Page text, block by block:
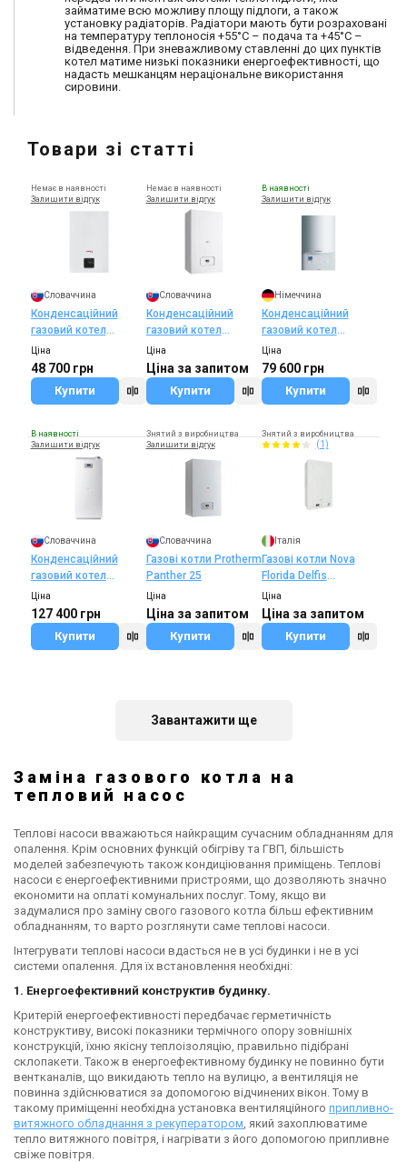
займатиме всю можливу площу підлоги, а також
установку радіаторів. Радіатори мають бути розраховані
на температуру теплоносія +55°C – подача та +45°C –
відведення. При зневажливому ставленні до цих пунктів
котел матиме низькі показники енергоефективності, що
надасть мешканцям нераціональне використання
сировини.
Товари зі статті
Немає в наявності
Залишити відгук
Словаччина
Конденсаційний
газовий котел
Protherm Puma
Condens 18/24 MKV-
AS/1 (H-UA) (Пума
Конденс)
Ціна
48 700 грн
Купити
Немає в наявності
Залишити відгук
Словаччина
Конденсаційний
газовий котел
Protherm Lynx
Condens 25 MKO-A
(H-UA) (Рись
Конденс)
Ціна
Ціна за запитом
Купити
В наявності
Залишити відгук
Німеччина
Конденсаційний
газовий котел
Vaillant ecoTEC pro
VUW INT 236 /5 -3‑H
Ціна
79 600 грн
Купити
В наявності
Залишити відгук
Словаччина
Конденсаційний
газовий котел
Protherm Bear
Condens (Ведмідь
Конденс) 18 KKS
Ціна
127 400 грн
Купити
Знятий з виробництва
Залишити відгук
Словаччина
Газові котли Protherm
Panther 25
Ціна
Ціна за запитом
Купити
Знятий з виробництва
(1)
Італія
Газові котли Nova
Florida Delfis
Bitermica
Ціна
Ціна за запитом
Купити
Завантажити ще
Заміна газового котла на
тепловий насос
Теплові насоси вважаються найкращим сучасним обладнанням для
опалення. Крім основних функцій обігріву та ГВП, більшість
моделей забезпечують також кондиціювання приміщень. Теплові
насоси є енергоефективними пристроями, що дозволяють значно
економити на оплаті комунальних послуг. Тому, якщо ви
задумалися про заміну свого газового котла більш ефективним
обладнанням, то варто розглянути саме теплові насоси.
Інтегрувати теплові насоси вдасться не в усі будинки і не в усі
системи опалення. Для їх встановлення необхідні:
1. Енергоефективний конструктив будинку.
Критерій енергоефективності передбачає герметичність
конструктиву, високі показники термічного опору зовнішніх
конструкцій, їхню якісну теплоізоляцію, правильно підібрані
склопакети. Також в енергоефективному будинку не повинно бути
вентканалів, що викидають тепло на вулицю, а вентиляція не
повинна здійснюватися за допомогою відчинених вікон. Тому в
такому приміщенні необхідна установка вентиляційного припливно-
витяжного обладнання з рекуператором , який захоплюватиме
тепло витяжного повітря, і нагрівати з його допомогою припливне
свіже повітря.